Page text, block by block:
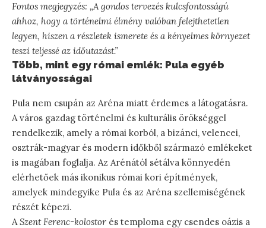
Fontos megjegyzés: „A gondos tervezés kulcsfontosságú
ahhoz, hogy a történelmi élmény valóban felejthetetlen
legyen, hiszen a részletek ismerete és a kényelmes környezet
teszi teljessé az időutazást.”
Több, mint egy római emlék: Pula egyéb
látványosságai
Pula nem csupán az Aréna miatt érdemes a látogatásra.
A város gazdag történelmi és kulturális örökséggel
rendelkezik, amely a római korból, a bizánci, velencei,
osztrák-magyar és modern időkből származó emlékeket
is magában foglalja. Az Arénától sétálva könnyedén
elérhetőek más ikonikus római kori építmények,
amelyek mindegyike Pula és az Aréna szellemiségének
részét képezi.
A Szent Ferenc-kolostor és temploma egy csendes oázis a